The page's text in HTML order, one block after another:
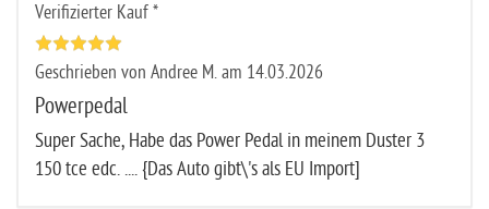
Verifizierter Kauf *
Geschrieben von Andree M. am 14.03.2026
Powerpedal
Super Sache, Habe das Power Pedal in meinem Duster 3
150 tce edc. .... {Das Auto gibt\'s als EU Import]